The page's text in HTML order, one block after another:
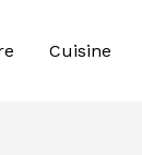
Cuisine